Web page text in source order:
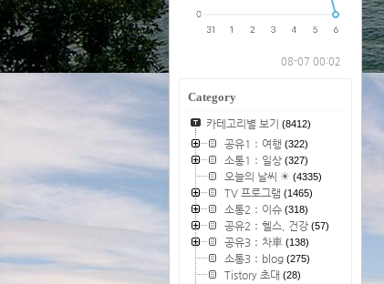
08-07 00:02
Category
카테고리별 보기 (8412)
공유1：여행 (322)
소통1：일상(327)
오늘의 날씨 ☀ (4335)
TV 프로그램 (1465)
소통2：이슈(318)
공유2：헬스, 건강(57)
공유3：차車(138)
소통3：blog(275)
Tistory 초대 (28)